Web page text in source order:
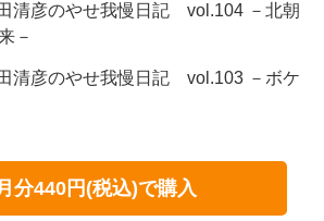
清彦のやせ我慢日記 vol.104 －北朝
－
清彦のやせ我慢日記 vol.103 －ボケ
分440円(税込)で購入